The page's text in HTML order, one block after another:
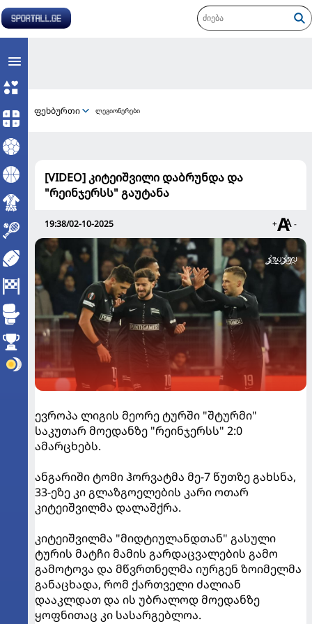
ფეხბურთი ლეგიონერები
[VIDEO] კიტეიშვილი დაბრუნდა და
"რეინჯერსს" გაუტანა
19:38/02-10-2025 + -
ევროპა ლიგის მეორე ტურში "შტურმი"
საკუთარ მოედანზე "რეინჯერსს" 2:0
ამარცხებს.
ანგარიში ტომი ჰორვატმა მე-7 წუთზე გახსნა,
33-ეზე კი გლაზგოელების კარი ოთარ
კიტეიშვილმა დალაშქრა.
კიტეიშვილმა "მიდტიულანდთან" გასული
ტურის მატჩი მამის გარდაცვალების გამო
გამოტოვა და მწვრთნელმა იურგენ ზოიმელმა
განაცხადა, რომ ქართველი ძალიან
დააკლდათ და ის უბრალოდ მოედანზე
ყოფნითაც კი სასარგებლოა.